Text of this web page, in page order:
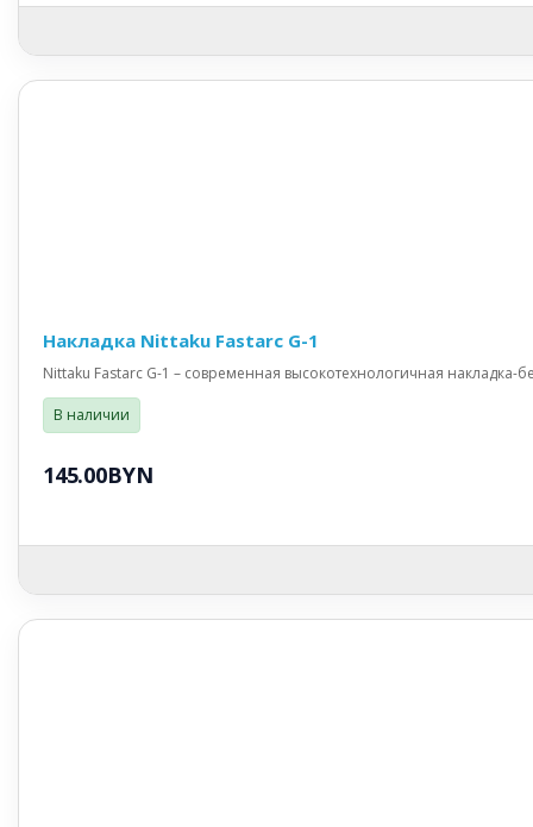
Накладка Nittaku Fastarc G-1
Nittaku Fastarc G-1 – современная высокотехнологичная накладка-
В наличии
145.00BYN